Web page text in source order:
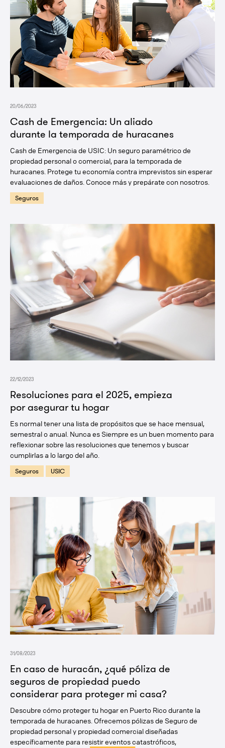
Cash de Emergencia: Un aliado
durante la temporada de huracanes
20/06/2023
Cash de Emergencia de USIC: Un seguro paramétrico de
propiedad personal o comercial, para la temporada de
huracanes. Protege tu economía contra imprevistos sin esperar
evaluaciones de daños. Conoce más y prepárate con nosotros.
Seguros
Resoluciones para el 2025, empieza
por asegurar tu hogar
22/12/2023
Es normal tener una lista de propósitos que se hace mensual,
semestral o anual. Nunca es Siempre es un buen momento para
reflexionar sobre las resoluciones que tenemos y buscar
cumplirlas a lo largo del año.
Seguros USIC
En caso de huracán, ¿qué póliza de
seguros de propiedad puedo
considerar para proteger mi casa?
31/08/2023
Descubre cómo proteger tu hogar en Puerto Rico durante la
temporada de huracanes. Ofrecemos pólizas de Seguro de
propiedad personal y propiedad comercial diseñadas
específicamente para resistir eventos catastróficos,